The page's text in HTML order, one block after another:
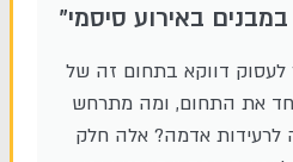
באירוע סיסמי"
לעסוק דווקא בתחום זה של
את התחום, ומה מתרחש
לרעידות אדמה? אלה חלק